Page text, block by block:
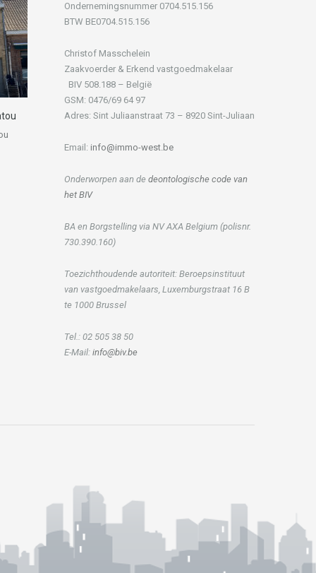
Ondernemingsnummer 0704.515.156
BTW BE0704.515.156
Christof Masschelein
Zaakvoerder & Erkend vastgoedmakelaar
BIV 508.188 – België
GSM: 0476/69 64 97
Adres: Sint Juliaanstraat 73 – 8920 Sint-Juliaan
Email: info@immo-west.be
Onderworpen aan de deontologische code van
het BIV
BA en Borgstelling via NV AXA Belgium (polisnr.
730.390.160)
Toezichthoudende autoriteit: Beroepsinstituut
van vastgoedmakelaars, Luxemburgstraat 16 B
te 1000 Brussel
Tel.: 02 505 38 50
E-Mail: info@biv.be